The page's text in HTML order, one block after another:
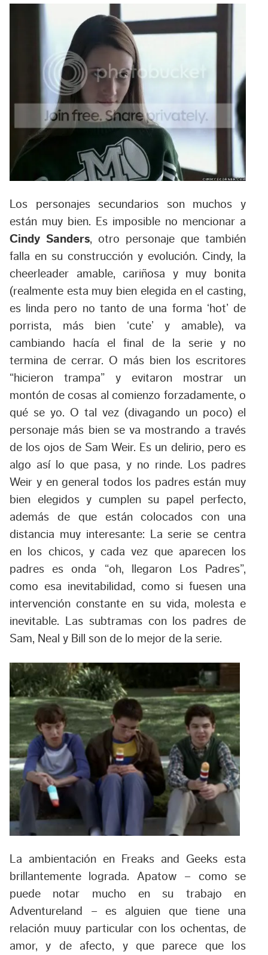
Los personajes secundarios son muchos y
están muy bien. Es imposible no mencionar a
Cindy Sanders, otro personaje que también
falla en su construcción y evolución. Cindy, la
cheerleader amable, cariñosa y muy bonita
(realmente esta muy bien elegida en el casting,
es linda pero no tanto de una forma ‘hot’ de
porrista, más bien ‘cute’ y amable), va
cambiando hacía el final de la serie y no
termina de cerrar. O más bien los escritores
“hicieron trampa” y evitaron mostrar un
montón de cosas al comienzo forzadamente, o
qué se yo. O tal vez (divagando un poco) el
personaje más bien se va mostrando a través
de los ojos de Sam Weir. Es un delirio, pero es
algo así lo que pasa, y no rinde. Los padres
Weir y en general todos los padres están muy
bien elegidos y cumplen su papel perfecto,
además de que están colocados con una
distancia muy interesante: La serie se centra
en los chicos, y cada vez que aparecen los
padres es onda “oh, llegaron Los Padres”,
como esa inevitabilidad, como si fuesen una
intervención constante en su vida, molesta e
inevitable. Las subtramas con los padres de
Sam, Neal y Bill son de lo mejor de la serie.
La ambientación en Freaks and Geeks esta
brillantemente lograda. Apatow – como se
puede notar mucho en su trabajo en
Adventureland – es alguien que tiene una
relación muuy particular con los ochentas, de
amor, y de afecto, y que parece que los